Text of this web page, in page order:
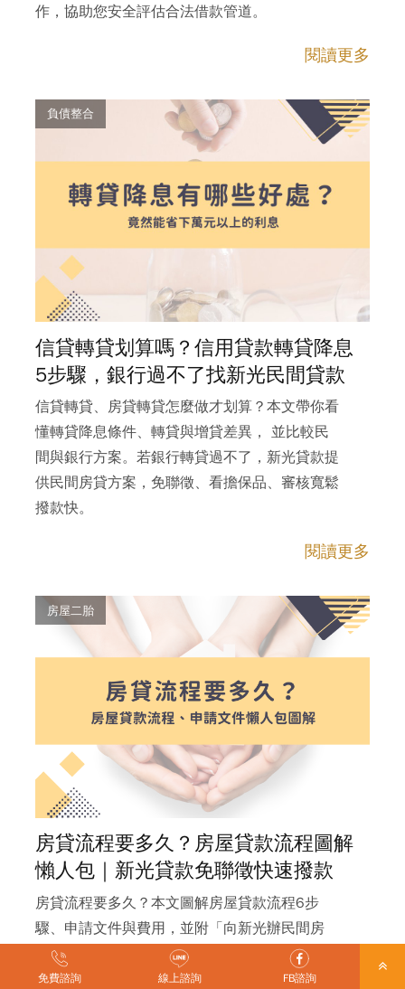
作，協助您安全評估合法借款管道。
閱讀更多
負債整合
信貸轉貸划算嗎？信用貸款轉貸降息
5步驟，銀行過不了找新光民間貸款
信貸轉貸、房貸轉貸怎麼做才划算？本文帶你看
懂轉貸降息條件、轉貸與增貸差異， 並比較民
間與銀行方案。若銀行轉貸過不了，新光貸款提
供民間房貸方案，免聯徵、看擔保品、審核寬鬆
撥款快。
閱讀更多
房屋二胎
房貸流程要多久？房屋貸款流程圖解
懶人包｜新光貸款免聯徵快速撥款
房貸流程要多久？本文圖解房屋貸款流程6步
驟、申請文件與費用，並附「向新光辦民間房
貸」辦理流程時間軸。銀行房貸約需2~4週且需
聯徵財力；新光貸款辦民間房貸免聯徵、免財力
免費諮詢 線上諮詢 FB諮詢